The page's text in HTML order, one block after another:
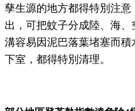
孳生源的地方都得特別注
出，可把蚊子分成陸、海
溝容易因泥巴落葉堵塞而
下室，都得特別清理